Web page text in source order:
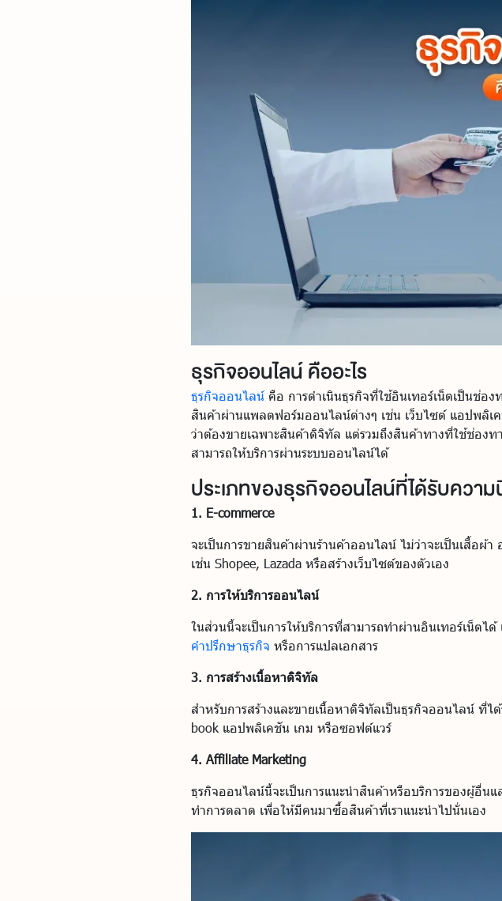
ธุรกิจออนไลน์ คืออะไร
ธุรกิจออนไลน์ คือ การดำเนินธุรกิจที่ใช้อินเทอร์เน็ตเป็นช่อ
สินค้าผ่านแพลตฟอร์มออนไลน์ต่างๆ เช่น เว็บไซต์ แอปพลิเ
ว่าต้องขายเฉพาะสินค้าดิจิทัล แต่รวมถึงสินค้าทางที่ใช้ช่อง
สามารถให้บริการผ่านระบบออนไลน์ได้
ประเภทของธุรกิจออนไลน์ที่ได้รับควา
1. E-commerce
จะเป็นการขายสินค้าผ่านร้านค้าออนไลน์ ไม่ว่าจะเป็นเสื้อ
เช่น Shopee, Lazada หรือสร้างเว็บไซต์ของตัวเอง
2. การให้บริการออนไลน์
ในส่วนนี้จะเป็นการให้บริการที่สามารถทำผ่านอินเทอร์เน็ต
คำปรึกษาธุรกิจ หรือการแปลเอกสาร
3. การสร้างเนื้อหาดิจิทัล
สำหรับการสร้างและขายเนื้อหาดิจิทัลเป็นธุรกิจออนไลน์ ที่
book แอปพลิเคชัน เกม หรือซอฟต์แวร์
4. Affiliate Marketing
ธุรกิจออนไลน์นี้จะเป็นการแนะนำสินค้าหรือบริการของผู้อื่น
ทำการตลาด เพื่อให้มีคนมาซื้อสินค้าที่เราแนะนำไปนั่นเอง